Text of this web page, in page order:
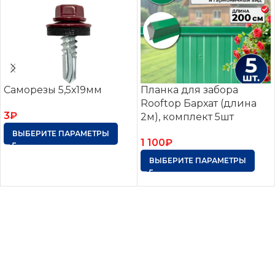
Саморезы 5,5х19мм
3₽
ВЫБЕРИТЕ ПАРАМЕТРЫ
Планка для забора
Rooftop Бархат (длина
2м), комплект 5шт
1 100₽
ВЫБЕРИТЕ ПАРАМЕТРЫ